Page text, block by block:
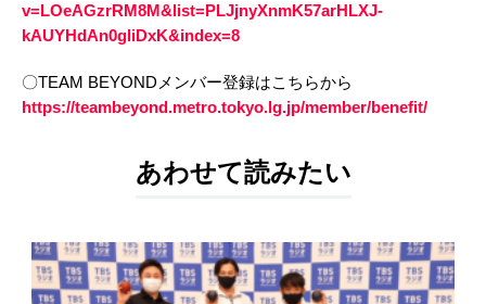
v=LOeAGzrRM8M&list=PLJjnyXnmK57arHLXJ-
kAUYHdAn0gliDxK&index=8
〇TEAM BEYONDメンバー登録はこちらから
https://teambeyond.metro.tokyo.lg.jp/member/benefit/
あわせて読みたい